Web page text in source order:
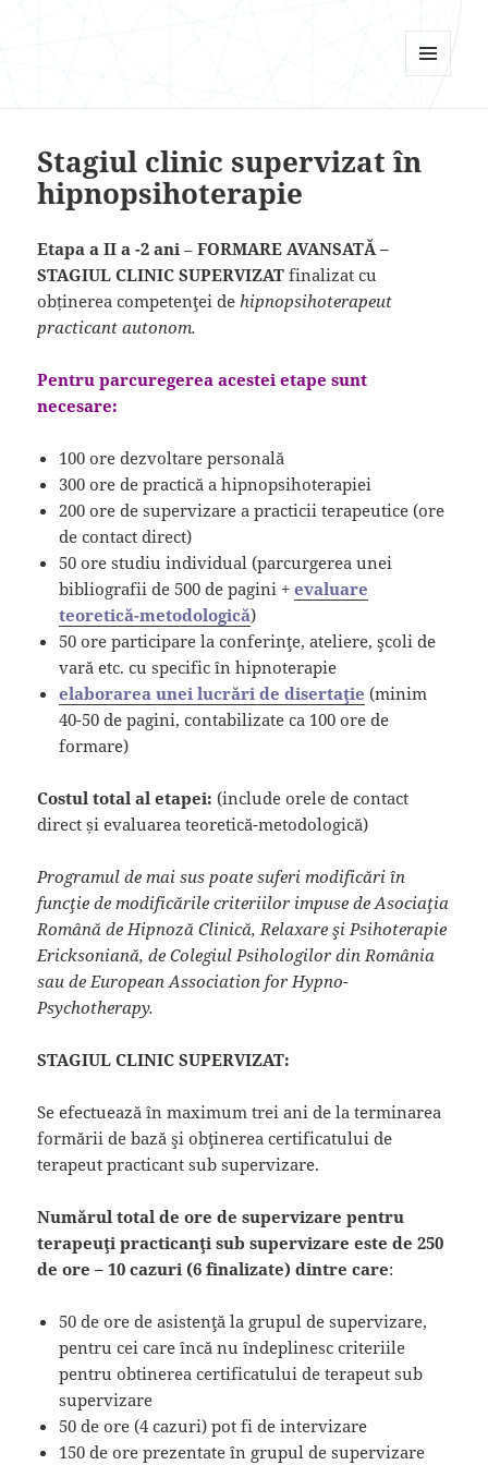
AND
Stagiul clinic supervizat în
hipnopsihoterapie
Etapa a II a -2 ani–FORMARE AVANSATĂ –
STAGIUL CLINIC SUPERVIZATfinalizat cu
obținerea competenţei dehipnopsihoterapeut
practicant autonom.
Pentru parcuregerea acestei etape sunt
necesare:
100 ore dezvoltare personală
300 ore de practică a hipnopsihoterapiei
200 ore de supervizare a practicii terapeutice (ore
de contact direct)
50 ore studiu individual (parcurgerea unei
bibliografii de 500 de pagini +evaluare
teoretică-metodologică)
50 ore participare la conferinţe, ateliere, şcoli de
vară etc. cu specific în hipnoterapie
elaborarea unei lucrări de disertaţie (minim
40-50 de pagini, contabilizate ca 100 ore de
formare)
Costul total al etapei: (include orele de contact
direct și evaluarea teoretică-metodologică)
Programul de mai sus poate suferi modificări în
funcţie de modificările criteriilor impuse de Asociaţia
Română de Hipnoză Clinică, Relaxare şi Psihoterapie
Ericksoniană, de Colegiul Psihologilor din România
sau de European Association for Hypno-
Psychotherapy.
STAGIUL CLINIC SUPERVIZAT:
Se efectuează în maximum trei ani de la terminarea
formării de bază şi obţinerea certificatului de
terapeut practicant sub supervizare.
Numărul total de ore de supervizare pentru
terapeuţi practicanţi sub supervizare este de 250
de ore – 10 cazuri (6 finalizate) dintre care:
50 de ore de asistenţă la grupul de supervizare,
pentru cei care încă nu îndeplinesc criteriile
pentru obtinerea certificatului de terapeut sub
supervizare
50 de ore (4 cazuri) pot fi de intervizare
150 de ore prezentate în grupul de supervizare